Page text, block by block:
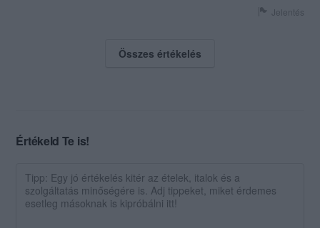
Jelentés
Összes értékelés
Értékeld Te is!